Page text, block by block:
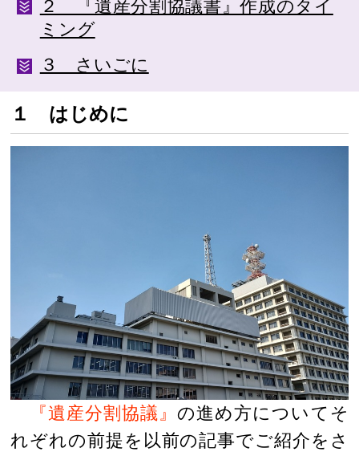
２ 『遺産分割協議書』作成のタイ
ミング
３ さいごに
１ はじめに
『遺産分割協議』の進め方についてそ
れぞれの前提を以前の記事でご紹介をさ